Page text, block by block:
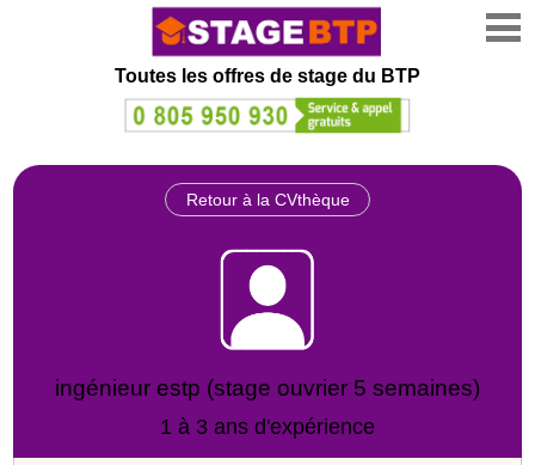
Toutes les offres de stage du BTP
Retour à la CVthèque
ingénieur estp (stage ouvrier 5 semaines)
1 à 3 ans d'expérience